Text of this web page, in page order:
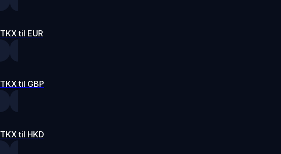
TKX til EUR
TKX til GBP
TKX til HKD